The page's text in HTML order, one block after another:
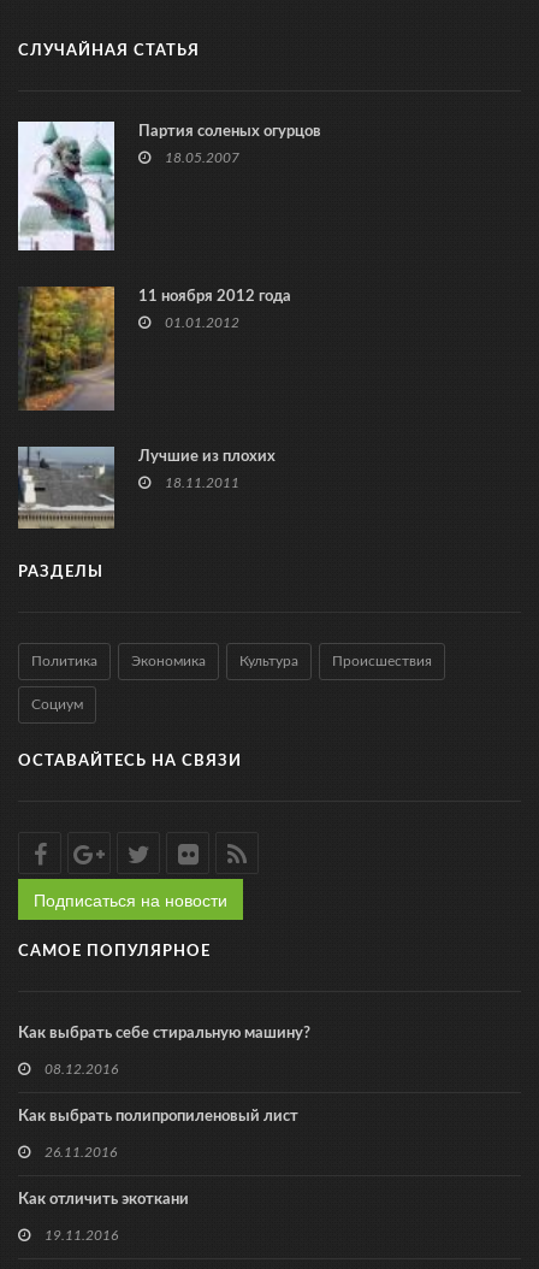
СЛУЧАЙНАЯ СТАТЬЯ
Партия соленых огурцов
18.05.2007
11 ноября 2012 года
01.01.2012
Лучшие из плохих
18.11.2011
РАЗДЕЛЫ
Политика Экономика Культура Происшествия
Социум
ОСТАВАЙТЕСЬ НА СВЯЗИ
Подписаться на новости
САМОЕ ПОПУЛЯРНОЕ
Как выбрать себе стиральную машину?
08.12.2016
Как выбрать полипропиленовый лист
26.11.2016
Как отличить экоткани
19.11.2016